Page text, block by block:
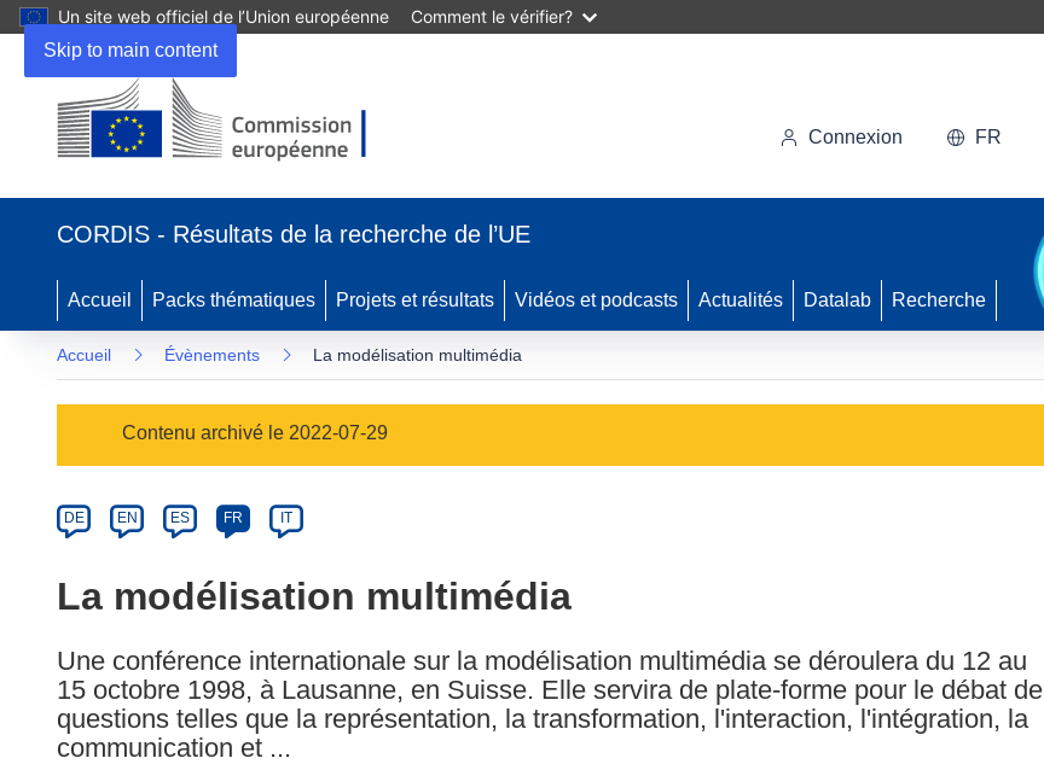
Skip to main content
Un site web officiel de l’Union européenne Comment le vérifier?
une
fenêtre)
Connexion FR
CORDIS - Résultats de la recherche de l’UE
Accueil Packs thématiques Projets et résultats Vidéos et podcasts Actualités Datalab Recherche
Accueil Évènements La modélisation multimédia
category
Contenu archivé le 2022-07-29
Article
available
the
languages:
DE EN ES FR IT
La modélisation multimédia
Une conférence internationale sur la modélisation multimédia se déroulera du 12 au
15 octobre 1998, à Lausanne, en Suisse. Elle servira de plate-forme pour le débat de
questions telles que la représentation, la transformation, l'interaction, l'intégration, la
communication et ...